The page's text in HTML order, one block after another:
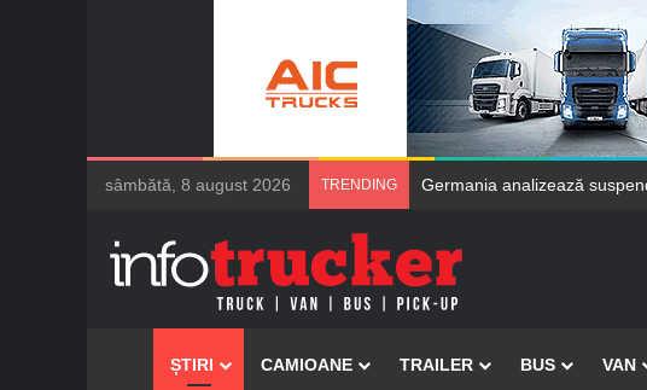
sâmbătă, 8 august 2026 TRENDING Maxion Wheels duce protecția
AcasăȘTIRI CAMIOANE TRAILER BUS VAN